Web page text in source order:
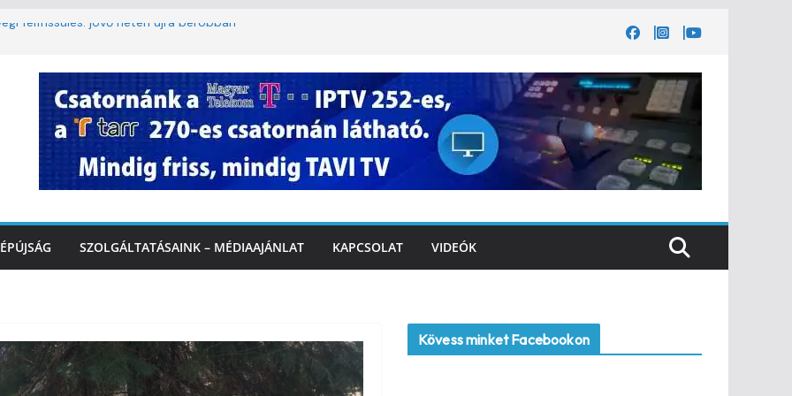
felfrissülés: jövő héten újra berobban
3. kerület TVE csapatát fogadta a
a tűzoltók dolgát Marcalinál
közlekedésért, elektromos
SZOLGÁLTATÁSAINK – MÉDIAAJÁNLAT KAPCSOLAT VIDEÓK
Kövess minket Facebookon